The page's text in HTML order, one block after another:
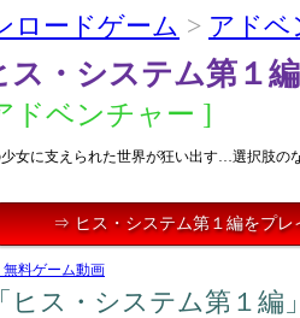
ロードゲーム > アドベ
ス・システム第１編
ドベンチャー ]
女に支えられた世界が狂い出す…選択肢の
⇒ ヒス・システム第１編をプレ
ス・システム第１編